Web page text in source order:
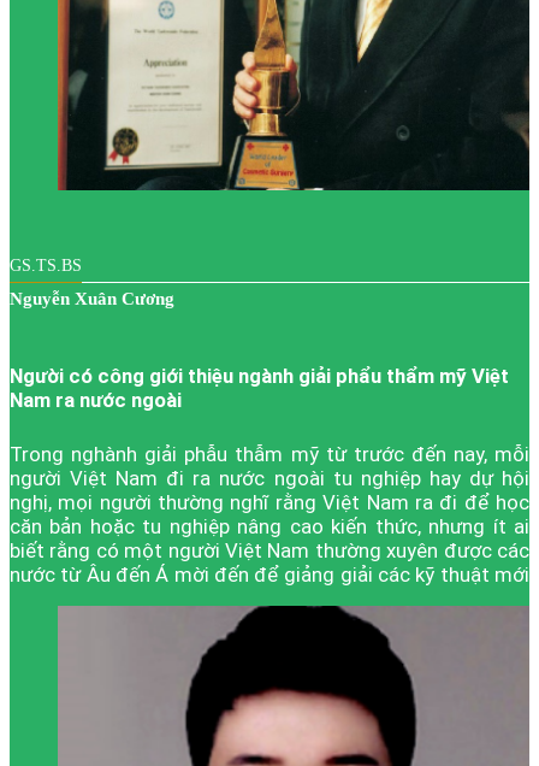
GS.TS.BS
Nguyễn Xuân Cương
Người có công giới thiệu ngành giải phẩu thẩm mỹ Việt
Nam ra nước ngoài
Trong nghành giải phẫu thẫm mỹ từ trước đến nay, mỗi
người Việt Nam đi ra nước ngoài tu nghiệp hay dự hội
nghị, mọi người thường nghĩ rằng Việt Nam ra đi để học
căn bản hoặc tu nghiệp nâng cao kiến thức, nhưng ít ai
biết rằng có một người Việt Nam thường xuyên được các
nước từ Âu đến Á mời đến để giảng giải các kỹ thuật mới
được xem như một thành phần nồng cốt trong các hội
nghị quan trọng của nghành giải phẫu thẫm mỹ châu Á và
châu Âu chúng tôi muốn nói đến
bác sĩ Nguyễn Xuân
bệnh viện chuyên khoa thẫm mỹ Sài